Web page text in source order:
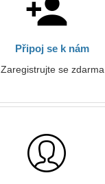
Připoj se k nám
Zaregistrujte se zdarma